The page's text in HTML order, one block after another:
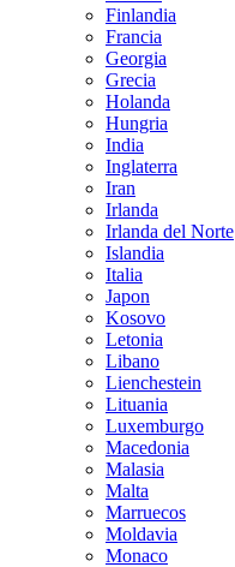
Finlandia
Francia
Georgia
Grecia
Holanda
Hungria
India
Inglaterra
Iran
Irlanda
Irlanda del Norte
Islandia
Italia
Japon
Kosovo
Letonia
Libano
Lienchestein
Lituania
Luxemburgo
Macedonia
Malasia
Malta
Marruecos
Moldavia
Monaco